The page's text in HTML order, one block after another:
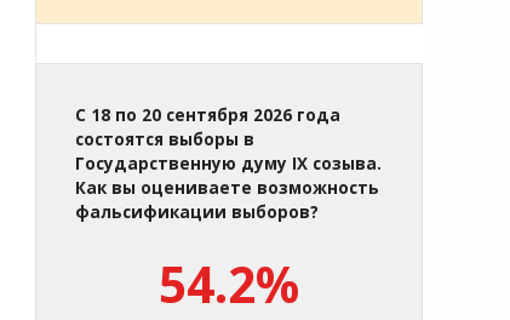
С 18 по 20 сентября 2026 года
состоятся выборы в
Государственную думу IX созыва.
Как вы оцениваете возможность
фальсификации выборов?
54.2%